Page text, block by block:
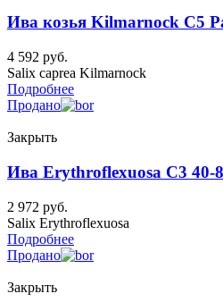
Ива козья Kilmarnock C5
4 592 руб.
Salix caprea Kilmarnock
Подробнее
Продано
Закрыть
Ива Erythroflexuosa C3 40-
2 972 руб.
Salix Erythroflexuosa
Подробнее
Продано
Закрыть